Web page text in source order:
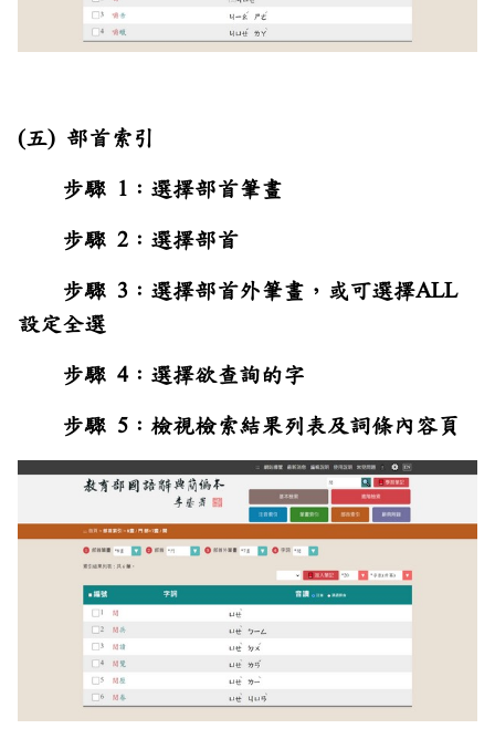
(五) 部首索引
步驟 1：選擇部首筆畫
步驟 2：選擇部首
步驟 3：選擇部首外筆畫，或可選擇ALL
設定全選
步驟 4：選擇欲查詢的字
步驟 5：檢視檢索結果列表及詞條內容頁